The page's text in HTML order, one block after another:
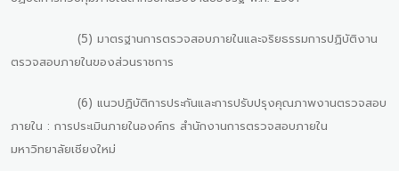
(5) มาตรฐานการตรวจสอบภายในและจริยธรรมการปฏิบัติงาน
ตรวจสอบภายในของส่วนราชการ
(6) แนวปฏิบัติการประกันและการปรับปรุงคุณภาพงานตรวจสอบ
ภายใน : การประเมินภายในองค์กร สำนักงานการตรวจสอบภายใน
มหาวิทยาลัยเชียงใหม่